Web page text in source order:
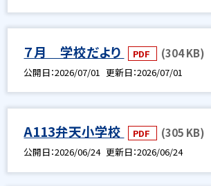
７月 学校だより PDF (304 KB)
公開日 2026/07/01 更新日 2026/07/01
A113弁天小学校 PDF (305 KB)
公開日 2026/06/24 更新日 2026/06/24